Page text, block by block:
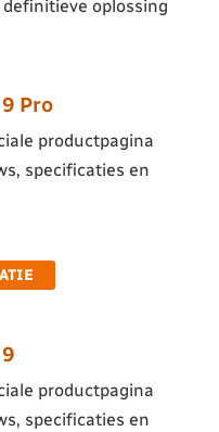
oplossing
Pro
productpagina
specificaties en
productpagina
specificaties en